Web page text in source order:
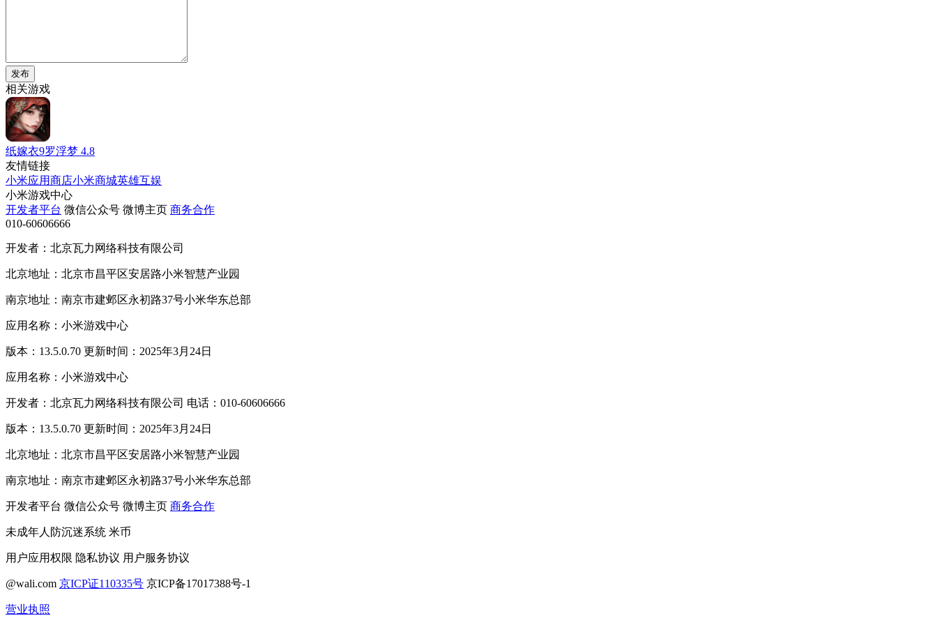
发布
相关游戏
纸嫁衣9罗浮梦 4.8
友情链接
小米应用商店小米商城英雄互娱
小米游戏中心
开发者平台 微信公众号 微博主页 商务合作
010-60606666
开发者：北京瓦力网络科技有限公司
北京地址：北京市昌平区安居路小米智慧产业园
南京地址：南京市建邺区永初路37号小米华东总部
应用名称：小米游戏中心
版本：13.5.0.70 更新时间：2025年3月24日
应用名称：小米游戏中心
开发者：北京瓦力网络科技有限公司 电话：010-60606666
版本：13.5.0.70 更新时间：2025年3月24日
北京地址：北京市昌平区安居路小米智慧产业园
南京地址：南京市建邺区永初路37号小米华东总部
开发者平台 微信公众号 微博主页 商务合作
未成年人防沉迷系统 米币
用户应用权限 隐私协议 用户服务协议
@wali.com 京ICP证110335号 京ICP备17017388号-1
营业执照